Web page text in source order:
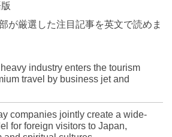
が厳選した注目記事を英文で読めま
industry enters the tourism
travel by business jet and
companies jointly create a wide-
for foreign visitors to Japan,